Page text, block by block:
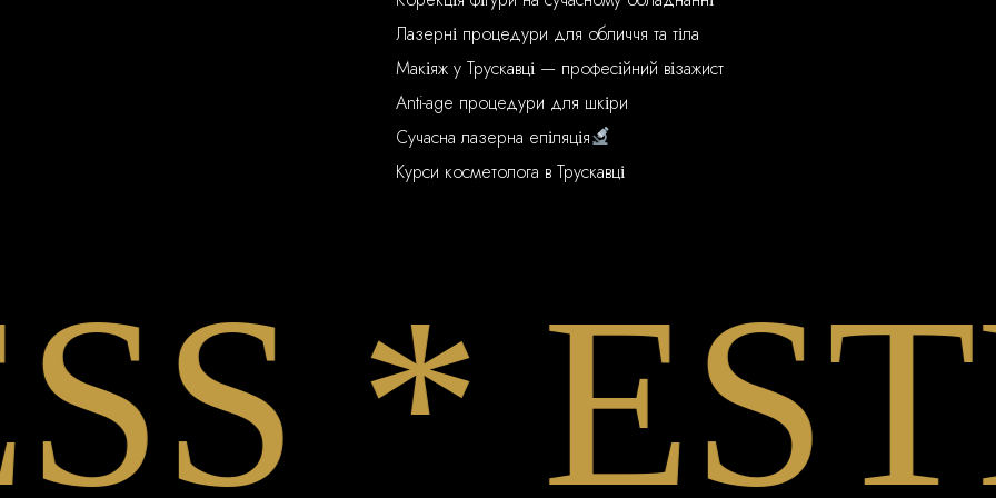
Лазерні процедури для обличчя та тіла
Макіяж у Трускавці — професійний візажист
Anti-age процедури для шкіри
Сучасна лазерна епіляція
Курси косметолога в Трускавці
*